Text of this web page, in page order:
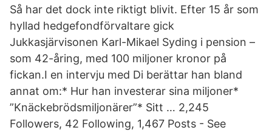
Så har det dock inte riktigt blivit. Efter 15 år som
hyllad hedgefondförvaltare gick
Jukkasjärvisonen Karl-Mikael Syding i pension –
som 42-åring, med 100 miljoner kronor på
fickan.I en intervju med Di berättar han bland
annat om:* Hur han investerar sina miljoner*
”Knäckebrödsmiljonärer”* Sitt … 2,245
Followers, 42 Following, 1,467 Posts - See